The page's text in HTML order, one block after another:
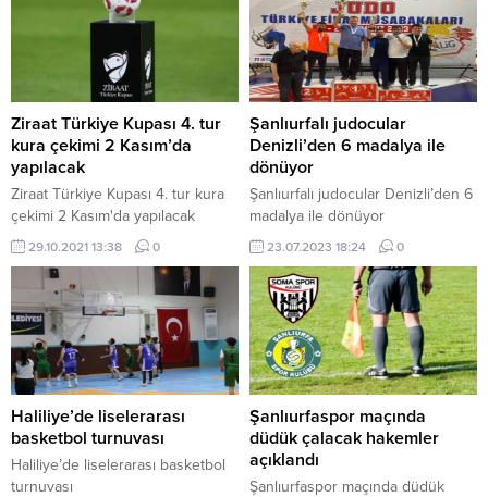
çekimi ile belirlendi. Kura
çekiminde TFF Genel Sekreter
Yardımcısı Özcan Şepik ve Maç
Planlama Müdürü Besim Yalçın da
yer aldı. Yapılan kura çekilişi
sonucunda...
Ziraat Türkiye Kupası 4. tur
kura çekimi 2 Kasım’da
yapılacak
Ziraat Türkiye Kupası 4. tur kura
çekimi 2 Kasım'da yapılacak
29.10.2021 13:38 0
Şanlıurfalı judocular
Denizli’den 6 madalya ile
dönüyor
Şanlıurfalı judocular Denizli’den 6
madalya ile dönüyor
23.07.2023 18:24 0
Haliliye’de liselerarası
basketbol turnuvası
Haliliye’de liselerarası basketbol
turnuvası
Şanlıurfaspor maçında
düdük çalacak hakemler
açıklandı
Şanlıurfaspor maçında düdük